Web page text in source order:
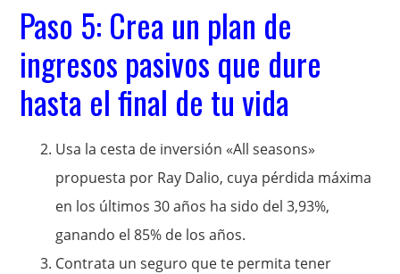
Paso 5: Crea un plan de
ingresos pasivos que dure
hasta el final de tu vida
Usa la cesta de inversión «All seasons»
propuesta por Ray Dalio, cuya pérdida máxima
en los últimos 30 años ha sido del 3,93%,
ganando el 85% de los años.
Contrata un seguro que te permita tener